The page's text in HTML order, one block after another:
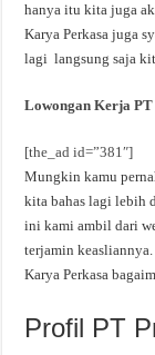
hanya itu kita juga
Karya Perkasa juga
lagi langsung saja
Lowongan Kerja
[the_ad id=”381″]
Mungkin kamu
kita bahas lagi lebih
ini kami ambil dari
terjamin
Karya Perkasa
Profil PT